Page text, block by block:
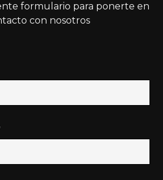
formulario para ponerte en
con nosotros